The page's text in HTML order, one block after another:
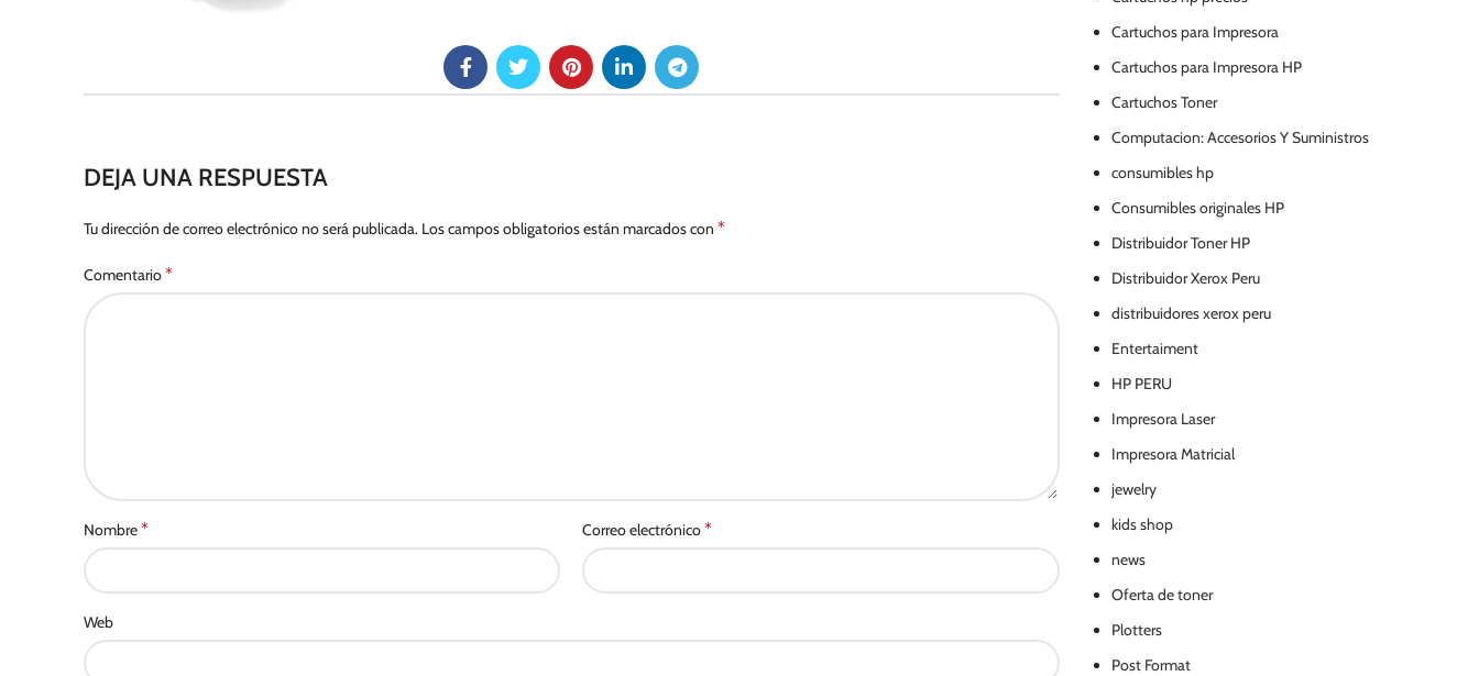
DEJA UNA RESPUESTA
Tu dirección de correo electrónico no será publicada. Los campos obligatorios están marcados con *
Comentario*
Nombre* Correo electrónico*
Web
Cartuchos para Impresora
Cartuchos para Impresora HP
Cartuchos Toner
Computacion: Accesorios Y Suministros
consumibles hp
Consumibles originales HP
Distribuidor Toner HP
Distribuidor Xerox Peru
distribuidores xerox peru
Entertaiment
HP PERU
Impresora Laser
Impresora Matricial
jewelry
kids shop
news
Oferta de toner
Plotters
Post Format